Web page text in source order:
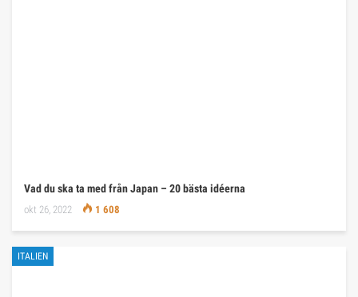
Vad du ska ta med från Japan – 20 bästa idéerna
okt 26, 2022 1 608
ITALIEN